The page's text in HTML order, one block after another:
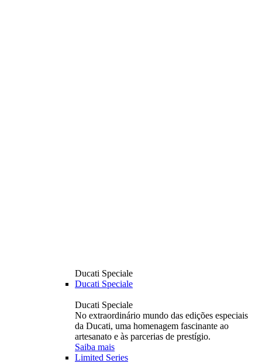
Ducati Speciale
Ducati Speciale
Ducati Speciale
No extraordinário mundo das edições especiais
da Ducati, uma homenagem fascinante ao
artesanato e às parcerias de prestígio.
Saiba mais
Limited Series